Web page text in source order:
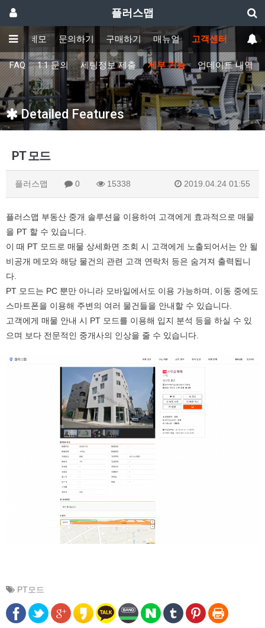
플러스맵
능 데모 문의하기 구매하기 매뉴얼 고객센터
FAQ 1:1 문의 세팅정보 제출 세부 기능 업데이트 내역
Detailed Features
PT 모드
플러스맵 0 15338 2019.04.24 01:55
플러스맵 부동산 중개 솔루션을 이용하여 고객에게 효과적으로 매물
을 PT 할 수 있습니다.
이 때 PT 모드로 매물 상세화면 조회 시 고객에게 노출되어서는 안 될
비공개 메모와 해당 물건의 관련 고객 연락처 등은 숨겨져 출력됩니
다.
PT 모드는 PC 뿐만 아니라 모바일에서도 이용 가능하며, 이동 중에도
스마트폰을 이용해 주변의 여러 물건들을 안내할 수 있습니다.
고객에게 매물 안내 시 PT 모드를 이용해 입지 분석 등을 하실 수 있
으며 보다 전문적인 중개사의 인상을 줄 수 있습니다.
PT모드